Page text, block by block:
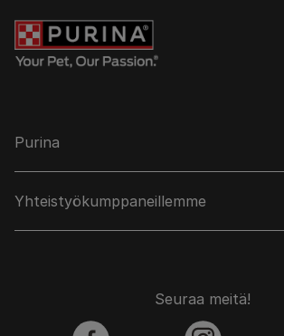
Purina
Yhteistyökumppaneillemme
Seuraa meitä!